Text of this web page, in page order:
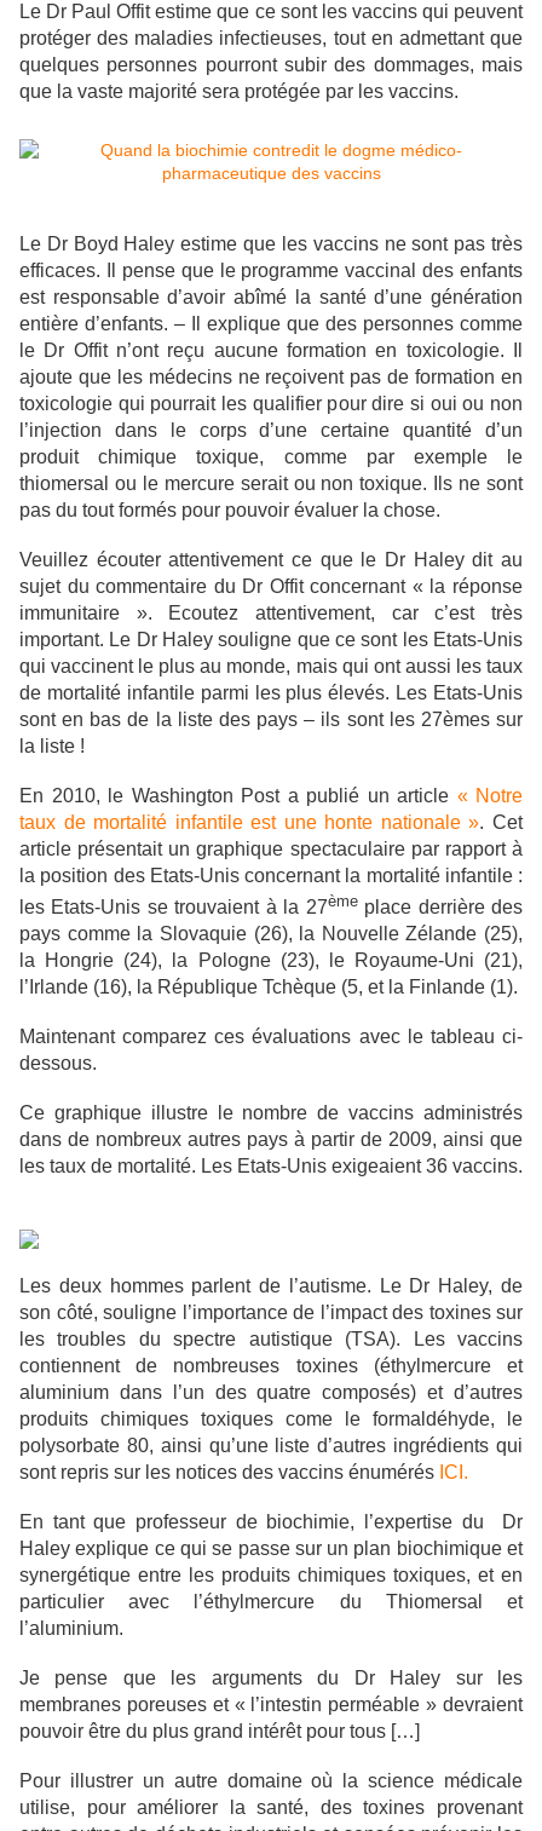
Le Dr Paul Offit estime que ce sont les vaccins qui peuvent
protéger des maladies infectieuses, tout en admettant que
quelques personnes pourront subir des dommages, mais
que la vaste majorité sera protégée par les vaccins.
Le Dr Boyd Haley estime que les vaccins ne sont pas très
efficaces. Il pense que le programme vaccinal des enfants
est responsable d’avoir abîmé la santé d’une génération
entière d’enfants. – Il explique que des personnes comme
le Dr Offit n’ont reçu aucune formation en toxicologie. Il
ajoute que les médecins ne reçoivent pas de formation en
toxicologie qui pourrait les qualifier pour dire si oui ou non
l’injection dans le corps d’une certaine quantité d’un
produit chimique toxique, comme par exemple le
thiomersal ou le mercure serait ou non toxique. Ils ne sont
pas du tout formés pour pouvoir évaluer la chose.
Veuillez écouter attentivement ce que le Dr Haley dit au
sujet du commentaire du Dr Offit concernant « la réponse
immunitaire ». Ecoutez attentivement, car c’est très
important. Le Dr Haley souligne que ce sont les Etats-Unis
qui vaccinent le plus au monde, mais qui ont aussi les taux
de mortalité infantile parmi les plus élevés. Les Etats-Unis
sont en bas de la liste des pays – ils sont les 27èmes sur
la liste !
En 2010, le Washington Post a publié un article « Notre
taux de mortalité infantile est une honte nationale ». Cet
article présentait un graphique spectaculaire par rapport à
la position des Etats-Unis concernant la mortalité infantile :
les Etats-Unis se trouvaient à la 27èmeplace derrière des
pays comme la Slovaquie (26), la Nouvelle Zélande (25),
la Hongrie (24), la Pologne (23), le Royaume-Uni (21),
l’Irlande (16), la République Tchèque (5, et la Finlande (1).
Maintenant comparez ces évaluations avec le tableau ci-
dessous.
Ce graphique illustre le nombre de vaccins administrés
dans de nombreux autres pays à partir de 2009, ainsi que
les taux de mortalité. Les Etats-Unis exigeaient 36 vaccins.
Les deux hommes parlent de l’autisme. Le Dr Haley, de
son côté, souligne l’importance de l’impact des toxines sur
les troubles du spectre autistique (TSA). Les vaccins
contiennent de nombreuses toxines (éthylmercure et
aluminium dans l’un des quatre composés) et d’autres
produits chimiques toxiques come le formaldéhyde, le
polysorbate 80, ainsi qu’une liste d’autres ingrédients qui
sont repris sur les notices des vaccins énumérés ICI.
En tant que professeur de biochimie, l’expertise du Dr
Haley explique ce qui se passe sur un plan biochimique et
synergétique entre les produits chimiques toxiques, et en
particulier avec l’éthylmercure du Thiomersal et
l’aluminium.
Je pense que les arguments du Dr Haley sur les
membranes poreuses et « l’intestin perméable » devraient
pouvoir être du plus grand intérêt pour tous […]
Pour illustrer un autre domaine où la science médicale
utilise, pour améliorer la santé, des toxines provenant